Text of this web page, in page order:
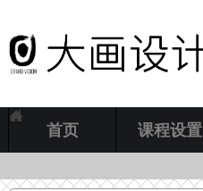
首页 课程设置